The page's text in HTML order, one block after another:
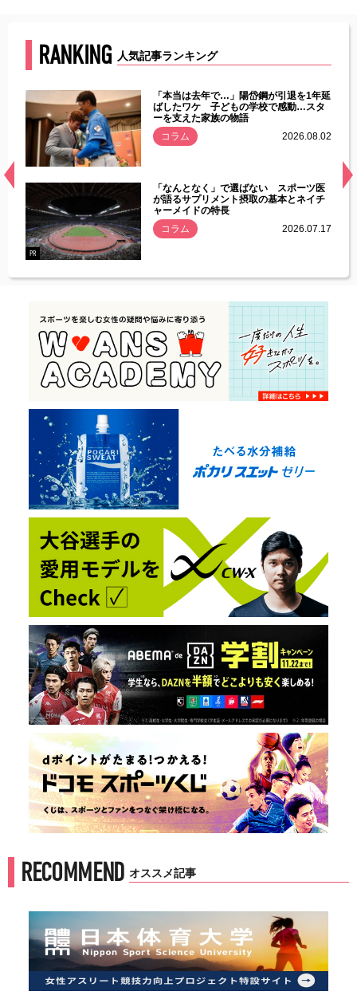
RANKING 人気記事ランキング
常
「本当は去年で…」陽岱鋼が引退を1年延
ばしたワケ 子どもの学校で感動…スタ
ーを支えた家族の物語
コラム
2026.08.02
PR
「なんとなく」で選ばない スポーツ医
が語るサプリメント摂取の基本とネイチ
ャーメイドの特長
コラム
2026.07.17
RECOMMEND オススメ記事